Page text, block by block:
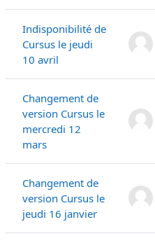
Indisponibilité de
Cursus le jeudi
10 avril
Changement de
version Cursus le
mercredi 12
mars
Changement de
version Cursus le
jeudi 16 janvier